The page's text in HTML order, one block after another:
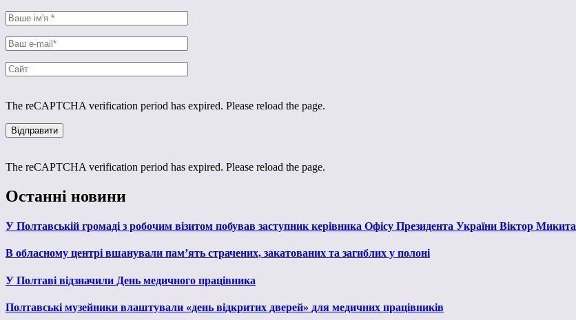
The reCAPTCHA verification period has expired. Please reload the page.
The reCAPTCHA verification period has expired. Please reload the page.
Останні новини
У Полтавській громаді з робочим візитом побував заступник керівника Офісу Президента України Віктор Микита
В обласному центрі вшанували пам’ять страчених, закатованих та загиблих у полоні
У Полтаві відзначили День медичного працівника
Полтавські музейники влаштували «день відкритих дверей» для медичних працівників